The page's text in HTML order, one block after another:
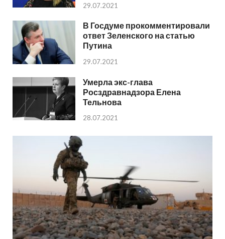
29.07.2021
В Госдуме прокомментировали
ответ Зеленского на статью
Путина
29.07.2021
Умерла экс-глава
Росздравнадзора Елена
Тельнова
28.07.2021